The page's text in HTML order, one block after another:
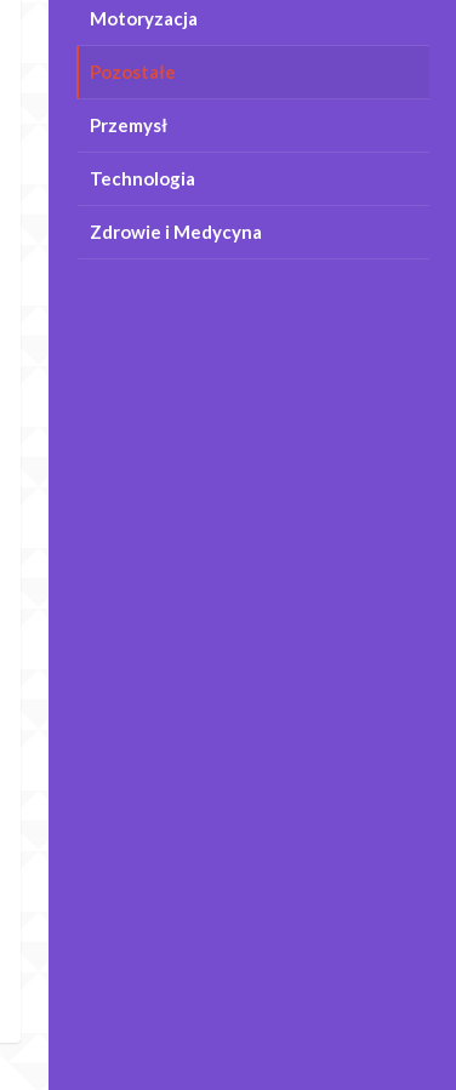
Motoryzacja
Pozostałe
Przemysł
Technologia
Zdrowie i Medycyna